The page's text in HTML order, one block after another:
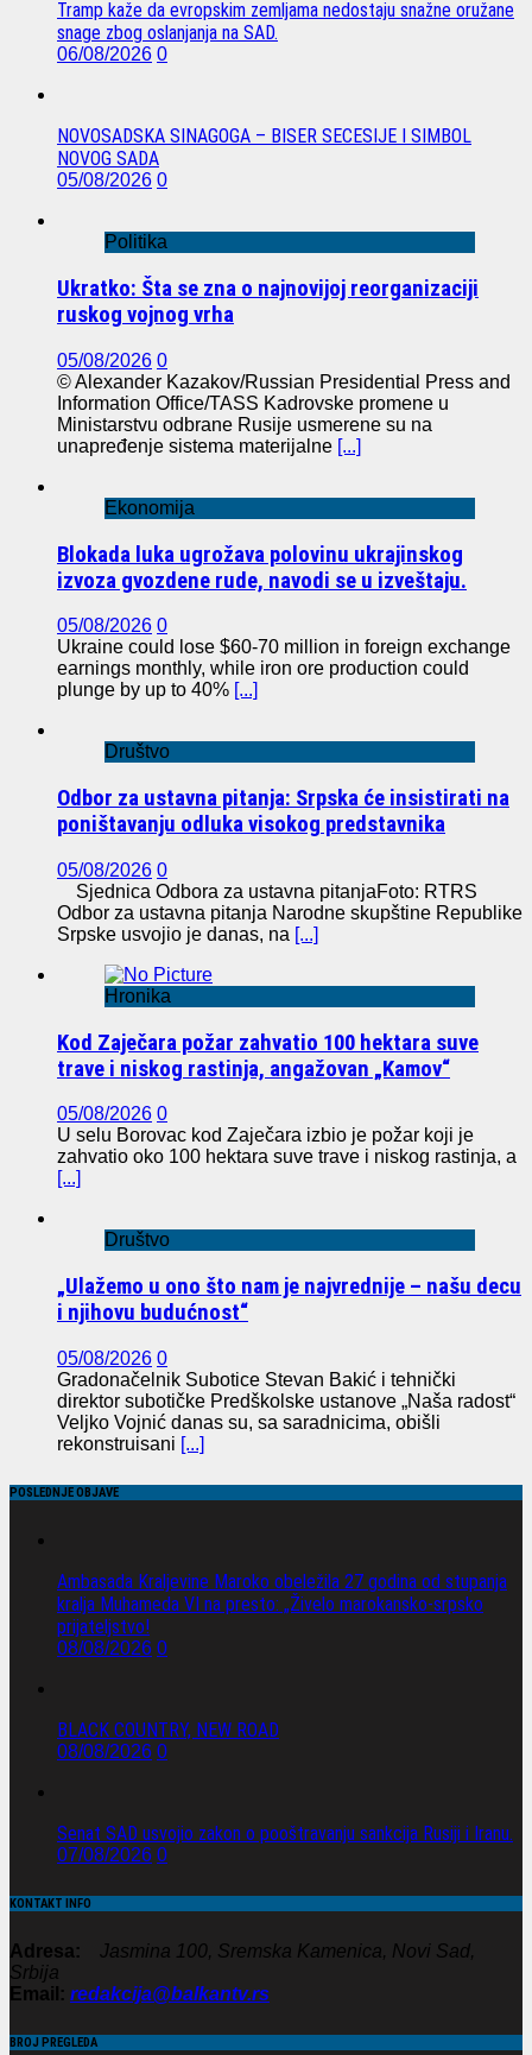
Tramp kaže da evropskim zemljama nedostaju snažne oružane
snage zbog oslanjanja na SAD.
06/08/2026 0
NOVOSADSKA SINAGOGA – BISER SECESIJE I SIMBOL
NOVOG SADA
05/08/2026 0
Politika
Ukratko: Šta se zna o najnovijoj reorganizaciji
ruskog vojnog vrha
05/08/2026 0
© Alexander Kazakov/Russian Presidential Press and
Information Office/TASS Kadrovske promene u
Ministarstvu odbrane Rusije usmerene su na
unapređenje sistema materijalne [...]
Ekonomija
Blokada luka ugrožava polovinu ukrajinskog
izvoza gvozdene rude, navodi se u izveštaju.
05/08/2026 0
Ukraine could lose $60-70 million in foreign exchange
earnings monthly, while iron ore production could
plunge by up to 40% [...]
Društvo
Odbor za ustavna pitanja: Srpska će insistirati na
poništavanju odluka visokog predstavnika
05/08/2026 0
Sjednica Odbora za ustavna pitanjaFoto: RTRS
Odbor za ustavna pitanja Narodne skupštine Republike
Srpske usvojio je danas, na [...]
Hronika
Kod Zaječara požar zahvatio 100 hektara suve
trave i niskog rastinja, angažovan „Kamov“
05/08/2026 0
U selu Borovac kod Zaječara izbio je požar koji je
zahvatio oko 100 hektara suve trave i niskog rastinja, a
[...]
Društvo
„Ulažemo u ono što nam je najvrednije – našu decu
i njihovu budućnost“
05/08/2026 0
Gradonačelnik Subotice Stevan Bakić i tehnički
direktor subotičke Predškolske ustanove „Naša radost“
Veljko Vojnić danas su, sa saradnicima, obišli
rekonstruisani [...]
POSLEDNJE OBJAVE
Ambasada Kraljevine Maroko obeležila 27 godina od stupanja
kralja Muhameda VI na presto: „Živelo marokansko-srpsko
prijateljstvo!
08/08/2026 0
BLACK COUNTRY, NEW ROAD
08/08/2026 0
Senat SAD usvojio zakon o pooštravanju sankcija Rusiji i Iranu.
07/08/2026 0
KONTAKT INFO
Adresa:
Jasmina 100, Sremska Kamenica, Novi Sad,
Srbija
Email: redakcija@balkantv.rs
BROJ PREGLEDA